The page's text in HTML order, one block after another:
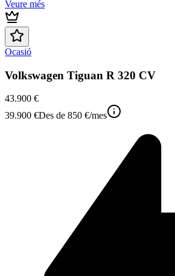
Veure més
Ocasió
Volkswagen Tiguan R 320 CV
43.900 €
39.900 €Des de 850 €/mes